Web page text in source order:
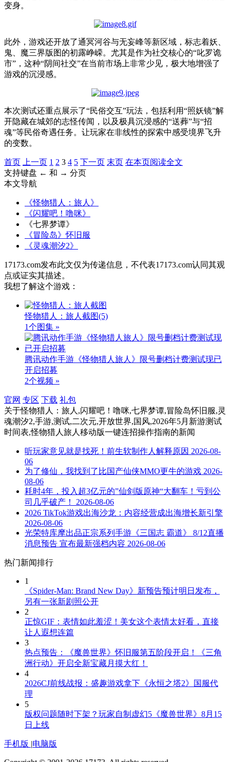
变身。
此外，游戏还开放了通冥河谷与无妄峰等新区域，标志着妖、
鬼、魔三界版图的初露峥嵘。尤其是作为社交核心的“叱罗诡
市”，这种“阴间社交”在当前市场上非常少见，极大地增强了
游戏的沉浸感。
本次测试还重点展示了“民俗交互”玩法，包括利用“照妖镜”解
开隐藏在城郊的志怪传闻，以及极具沉浸感的“送葬”与“招
魂”等民俗奇遇任务。让玩家在非线性的探索中感受境界飞升
的变数。
首页 上一页 1 2 3 4 5 下一页 末页 在本页阅读全文
支持键盘 ← 和 → 分页
本文导航
《怪物猎人：旅人》
《闪耀吧！噜咪》
《七界梦谭》
《冒险岛》怀旧服
《灵魂潮汐2》
17173.com发布此文仅为传递信息，不代表17173.com认同其观
点或证实其描述。
我想了解这个游戏：
怪物猎人：旅人截图(5)
1个图集 »
腾讯动作手游《怪物猎人旅人》限号删档计费测试现已
开启招募
2个视频 »
官网 专区 下载 礼包
关于怪物猎人：旅人,闪耀吧！噜咪,七界梦谭,冒险岛怀旧服,灵
魂潮汐2,手游,测试,二次元,开放世界,国风,2026年5月新游测试
时间表,怪物猎人旅人移动版一键连招操作指南的新闻
听玩家意见就是找死！前生软制作人解释原因 2026-08-
06
为了修仙，我找到了比国产仙侠MMO更牛的游戏 2026-
08-06
耗时4年，投入超3亿元的”仙剑版原神“大翻车！亏到公
司几乎破产！
2026-08-06
2026 TikTok游戏出海沙龙：内容经营成出海增长新引擎
2026-08-06
光荣特库摩出品正宗系列手游《三国志 霸道》 8/12直播
消息预告 宣布最新强档内容 2026-08-06
热门新闻排行
1
《Spider-Man: Brand New Day》新预告预计明日发布，
另有一张新剧照公开
2
正惊GIF：表情如此羞涩！美女这个表情太好看，直接
让人遐想连篇
3
热点预告：《魔兽世界》怀旧服第五阶段开启！《三角
洲行动》开启全新宝藏月摸大红！
4
2026CJ前线战报：盛趣游戏拿下《永恒之塔2》国服代
理
5
版权问题随时下架？玩家自制虚幻5《魔兽世界》8月15
日上线
手机版 |电脑版